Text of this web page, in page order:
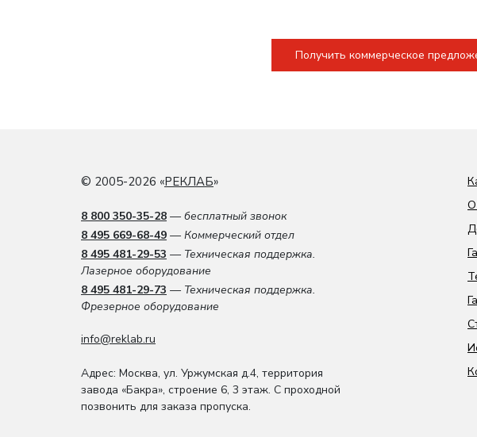
Получить коммерческое
© 2005-2026 «РЕКЛАБ»
8 800 350-35-28 — бесплатный звонок
8 495 669-68-49 — Коммерческий отдел
8 495 481-29-53 — Техническая поддержка.
Лазерное оборудование
8 495 481-29-73 — Техническая поддержка.
Фрезерное оборудование
info@reklab.ru
Адрес: Москва, ул. Уржумская д.4, территория
завода «Бакра», строение 6, 3 этаж. С проходной
позвонить для заказа пропуска.
О